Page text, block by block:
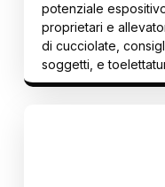
potenziale
proprietari e
di cucciolate,
soggetti, e